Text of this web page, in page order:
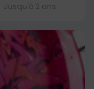
Jusqu'à 2 ans